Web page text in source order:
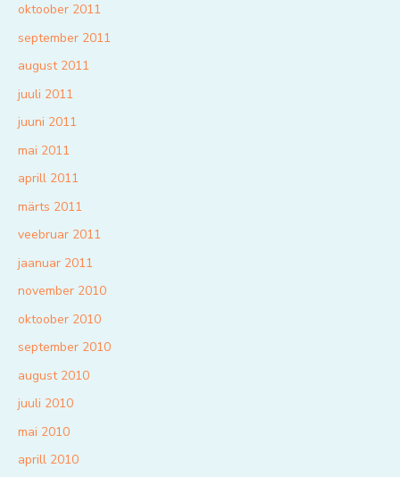
oktoober 2011
september 2011
august 2011
juuli 2011
juuni 2011
mai 2011
aprill 2011
märts 2011
veebruar 2011
jaanuar 2011
november 2010
oktoober 2010
september 2010
august 2010
juuli 2010
mai 2010
aprill 2010